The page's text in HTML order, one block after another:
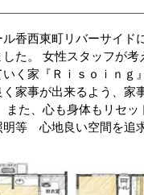
香西東町リバーサイド
た。 女性スタッフが考
く家『Ｒｉｓｏｉｎｇ
家事が出来るよう、家
また、心も身体もリセッ
等 心地良い空間を追